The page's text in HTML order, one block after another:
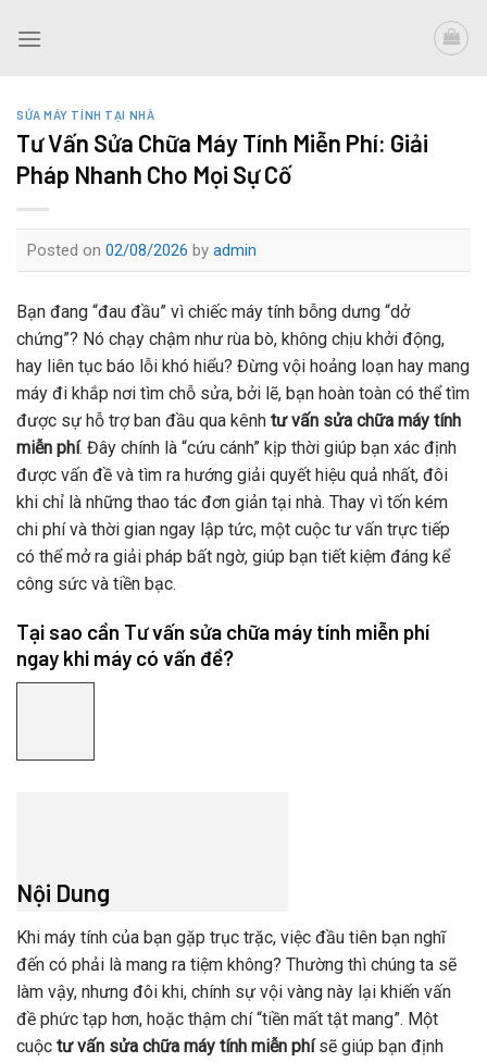
SỬA MÁY TÍNH TẠI NHÀ
Tư Vấn Sửa Chữa Máy Tính Miễn Phí: Giải
Pháp Nhanh Cho Mọi Sự Cố
Posted on 02/08/2026 by admin
Bạn đang “đau đầu” vì chiếc máy tính bỗng dưng “dở
chứng”? Nó chạy chậm như rùa bò, không chịu khởi động,
hay liên tục báo lỗi khó hiểu? Đừng vội hoảng loạn hay mang
máy đi khắp nơi tìm chỗ sửa, bởi lẽ, bạn hoàn toàn có thể tìm
được sự hỗ trợ ban đầu qua kênh tư vấn sửa chữa máy tính
miễn phí. Đây chính là “cứu cánh” kịp thời giúp bạn xác định
được vấn đề và tìm ra hướng giải quyết hiệu quả nhất, đôi
khi chỉ là những thao tác đơn giản tại nhà. Thay vì tốn kém
chi phí và thời gian ngay lập tức, một cuộc tư vấn trực tiếp
có thể mở ra giải pháp bất ngờ, giúp bạn tiết kiệm đáng kể
công sức và tiền bạc.
Tại sao cần Tư vấn sửa chữa máy tính miễn phí
ngay khi máy có vấn đề?
Nội Dung
Khi máy tính của bạn gặp trục trặc, việc đầu tiên bạn nghĩ
đến có phải là mang ra tiệm không? Thường thì chúng ta sẽ
làm vậy, nhưng đôi khi, chính sự vội vàng này lại khiến vấn
đề phức tạp hơn, hoặc thậm chí “tiền mất tật mang”. Một
cuộc tư vấn sửa chữa máy tính miễn phísẽ giúp bạn định